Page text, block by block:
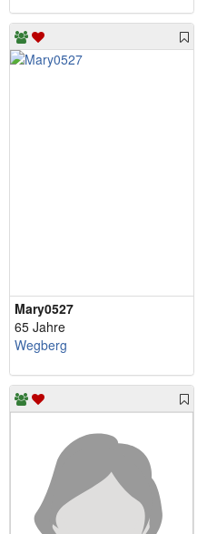
Mary0527
65 Jahre
Wegberg